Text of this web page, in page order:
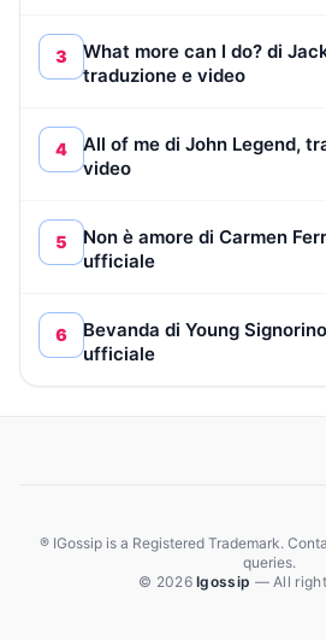
3
What more can I do? di
traduzione e video
4
All of me di John Legend,
video
5
Non è amore di Carmen
ufficiale
6
Bevanda di Young
ufficiale
® IGossip is a Registered Trademark.
queries.
© 2026Igossip — All